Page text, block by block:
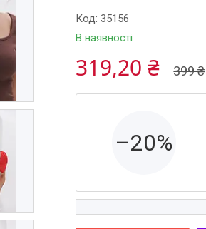
В наявності
Код:35156
399 ₴
319,20 ₴
–20%